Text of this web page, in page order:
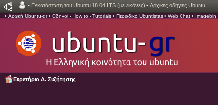
• Εγκατάσταση του Ubuntu 18.04 LTS (με εικόνες) • Αρχικές οδηγίες Ubuntu.
• Αρχική Ubuntu-gr• Οδηγοί - How to - Tutorials • Περιοδικό Ubuntistas • Web Chat • Imagebin
Ευρετήριο Δ. Συζήτησης